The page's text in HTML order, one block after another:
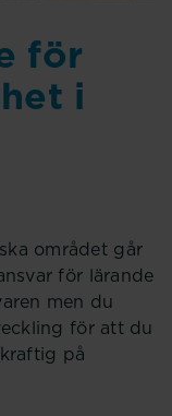
för
i
området går
för lärande
men du
för att du
på